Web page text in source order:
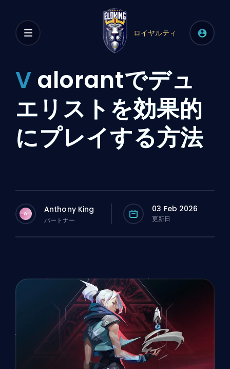
ロイヤルティ
V alorantでデュ
エリストを効果的
にプレイする方法
A Anthony King
パートナー
03 Feb 2026
更新日